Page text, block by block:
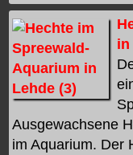
in
Ausgewachsene
im Aquarium. Der